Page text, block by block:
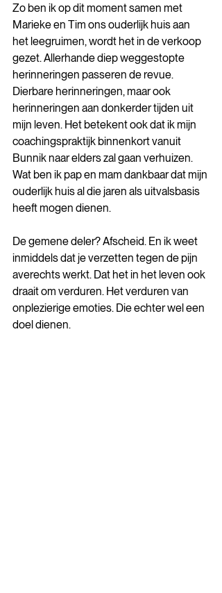
Zo ben ik op dit moment samen met
Marieke en Tim ons ouderlijk huis aan
het leegruimen, wordt het in de verkoop
gezet. Allerhande diep weggestopte
herinneringen passeren de revue.
Dierbare herinneringen, maar ook
herinneringen aan donkerder tijden uit
mijn leven. Het betekent ook dat ik mijn
coachingspraktijk binnenkort vanuit
Bunnik naar elders zal gaan verhuizen.
Wat ben ik pap en mam dankbaar dat mijn
ouderlijk huis al die jaren als uitvalsbasis
heeft mogen dienen.
De gemene deler? Afscheid. En ik weet
inmiddels dat je verzetten tegen de pijn
averechts werkt. Dat het in het leven ook
draait om verduren. Het verduren van
onplezierige emoties. Die echter wel een
doel dienen.